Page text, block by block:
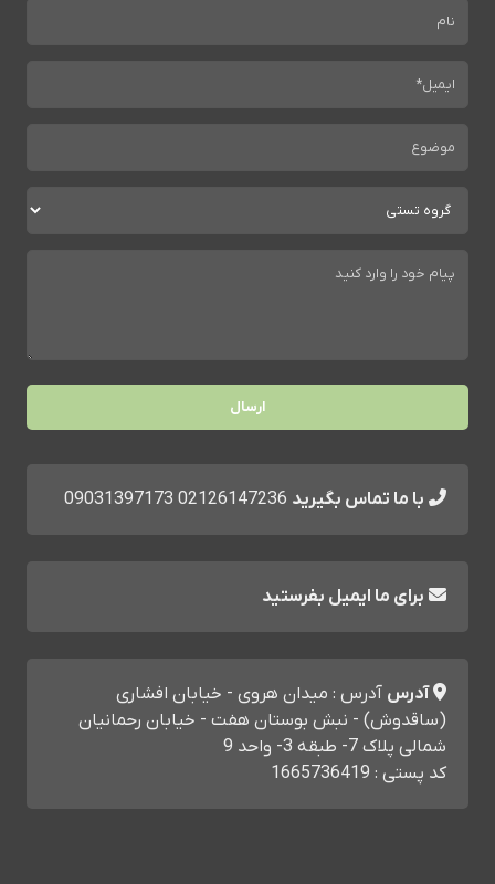
با ما تماس بگیرید 02126147236
09031397173
برای ما ایمیل بفرستید
آدرس آدرس : میدان هروی - خیابان افشاری
(ساقدوش) - نبش بوستان هفت - خیابان رحمانیان
شمالی پلاک 7- طبقه 3- واحد 9
کد پستی : 1665736419